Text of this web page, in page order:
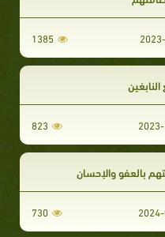
1385
823
بالعفو والإحسان
730